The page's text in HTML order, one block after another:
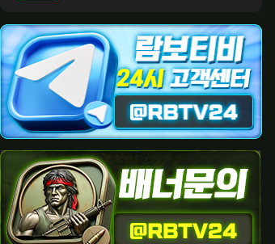
⛔람보티비 [정회원 등급UP! 안내사항]
⛔람보티비 [채팅방 이용시 주의사항]
⛔람보티비 [공식보증업체 안내]